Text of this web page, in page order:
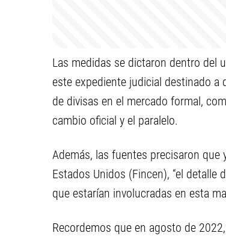
Las medidas se dictaron dentro del
este expediente judicial destinado a
de divisas en el mercado formal,
cambio oficial y el paralelo.
Además, las fuentes precisaron
Estados Unidos (Fincen), “el detalle
que estarían involucradas en esta
Recordemos que en agosto de